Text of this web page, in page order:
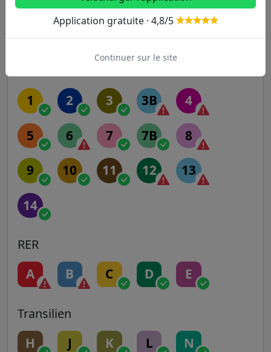
1 2 3 3B 4
5 6 7 7B 8
9 10 11 12 13
14
RER
A B C D E
Transilien
H J K L N
Application gratuite · 4,8/5
Continuer sur le site